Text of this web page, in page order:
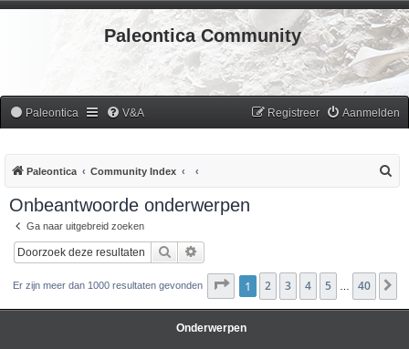
Paleontica Community
Paleontica V&A Aanmelden
Registreer
Paleontica Community Index
Onbeantwoorde onderwerpen
Ga naar uitgebreid zoeken
Zoek
Er zijn meer dan 1000 resultaten gevonden Pagina1 van 40
1 2 3 4 5 40
Onderwerpen